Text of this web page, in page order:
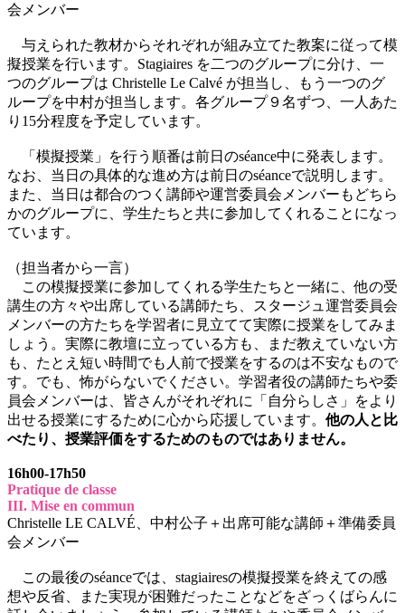
会メンバー
与えられた教材からそれぞれが組み立てた教案に従って模
擬授業を行います。Stagiaires を二つのグループに分け、一
つのグループは Christelle Le Calvé が担当し、もう一つのグ
ループを中村が担当します。各グループ９名ずつ、一人あた
り15分程度を予定しています。
「模擬授業」を行う順番は前日のséance中に発表します。
なお、当日の具体的な進め方は前日のséanceで説明します。
また、当日は都合のつく講師や運営委員会メンバーもどちら
かのグループに、学生たちと共に参加してくれることになっ
ています。
（担当者から一言）
この模擬授業に参加してくれる学生たちと一緒に、他の受
講生の方々や出席している講師たち、スタージュ運営委員会
メンバーの方たちを学習者に見立てて実際に授業をしてみま
しょう。実際に教壇に立っている方も、まだ教えていない方
も、たとえ短い時間でも人前で授業をするのは不安なもので
す。でも、怖がらないでください。学習者役の講師たちや委
員会メンバーは、皆さんがそれぞれに「自分らしさ」をより
出せる授業にするために心から応援しています。 他の人と比
べたり、授業評価をするためのものではありません。
16h00-17h50
Pratique de classe
III. Mise en commun
Christelle LE CALVÉ、中村公子＋出席可能な講師＋準備委員
会メンバー
この最後のséanceでは、stagiairesの模擬授業を終えての感
想や反省、また実現が困難だったことなどをざっくばらんに